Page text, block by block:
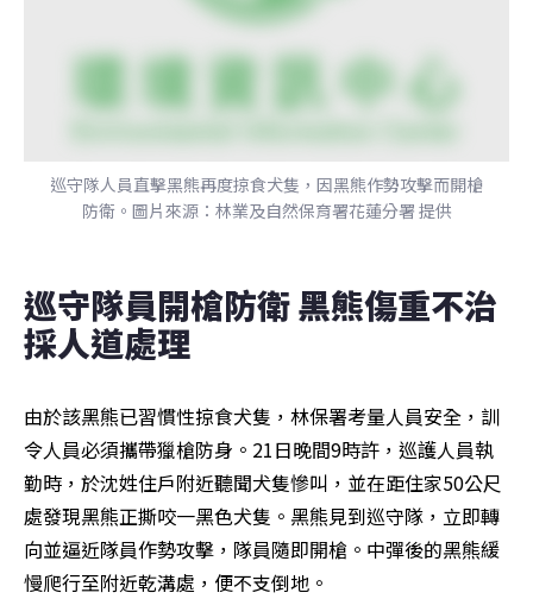
巡守隊人員直擊黑熊再度掠食犬隻，因黑熊作勢攻擊而開槍
防衛。圖片來源：林業及自然保育署花蓮分署 提供
巡守隊員開槍防衛 黑熊傷重不治
採人道處理
由於該黑熊已習慣性掠食犬隻，林保署考量人員安全，訓
令人員必須攜帶獵槍防身。21日晚間9時許，巡護人員執
勤時，於沈姓住戶附近聽聞犬隻慘叫，並在距住家50公尺
處發現黑熊正撕咬一黑色犬隻。黑熊見到巡守隊，立即轉
向並逼近隊員作勢攻擊，隊員隨即開槍。中彈後的黑熊緩
慢爬行至附近乾溝處，便不支倒地。